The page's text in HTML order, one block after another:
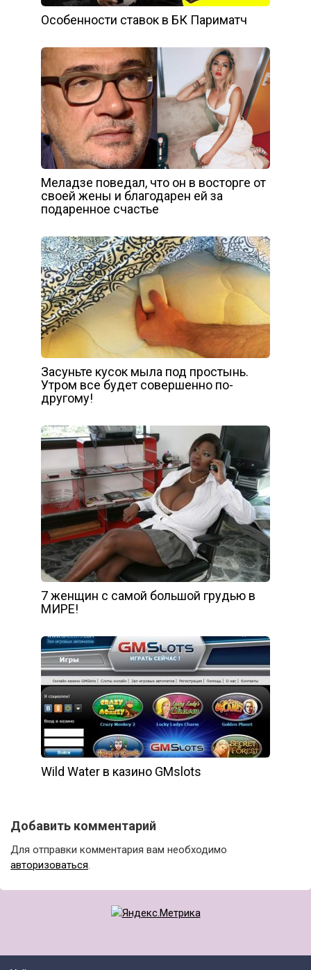
Особенности ставок в БК Париматч
Меладзе поведал, что он в восторге от
своей жены и благодарен ей за
подаренное счастье
Засуньте кусок мыла под простынь.
Утром все будет совершенно по-
другому!
7 женщин с самой большой грудью в
МИРЕ!
Wild Water в казино GMslots
Добавить комментарий
Для отправки комментария вам необходимо
авторизоваться.